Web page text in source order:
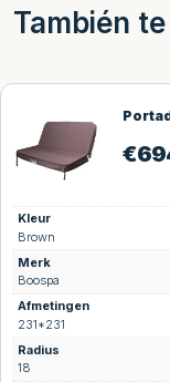
También
€
Kleur
Brown
Merk
Boospa
Afmetingen
231*231
Radius
18